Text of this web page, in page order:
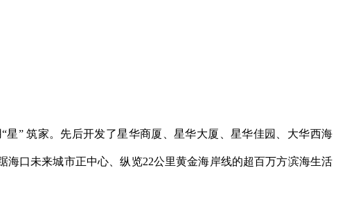
” 筑家。先后开发了星华商厦、星华大厦、星华佳园、大华西海
口未来城市正中心、纵览22公里黄金海岸线的超百万方滨海生活